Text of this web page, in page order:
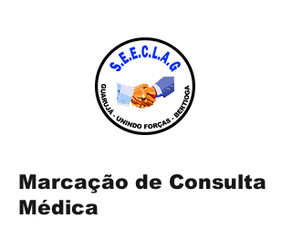
Marcação de Consulta
Médica